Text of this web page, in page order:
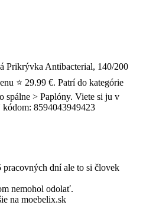
Prikrývka Antibacterial, 140/200
⭐ 29.99 €. Patrí do kategórie
spálne > Paplóny. Viete si ju v
8594043949423
pracovných dní ale to si človek
nemohol odolať.
na moebelix.sk